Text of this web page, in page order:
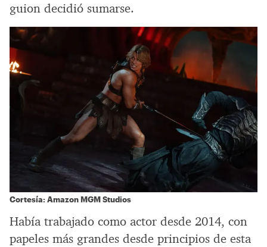
guion decidió sumarse.
Cortesía: Amazon MGM Studios
Había trabajado como actor desde 2014, con
papeles más grandes desde principios de esta